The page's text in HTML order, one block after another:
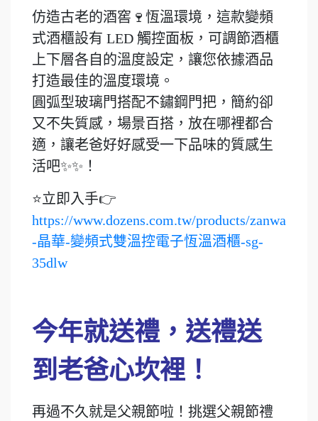
仿造古老的酒窖🍷恆溫環境，這款變頻
式酒櫃設有 LED 觸控面板，可調節酒櫃
上下層各自的溫度設定，讓您依據酒品
打造最佳的溫度環境。
圓弧型玻璃門搭配不鏽鋼門把，簡約卻
又不失質感，場景百搭，放在哪裡都合
適，讓老爸好好感受一下品味的質感生
活吧✨✨！
⭐立即入手👉
https://www.dozens.com.tw/products/zanwa
-晶華-變頻式雙溫控電子恆溫酒櫃-sg-
35dlw
今年就送禮，送禮送
到老爸心坎裡！
再過不久就是父親節啦！挑選父親節禮